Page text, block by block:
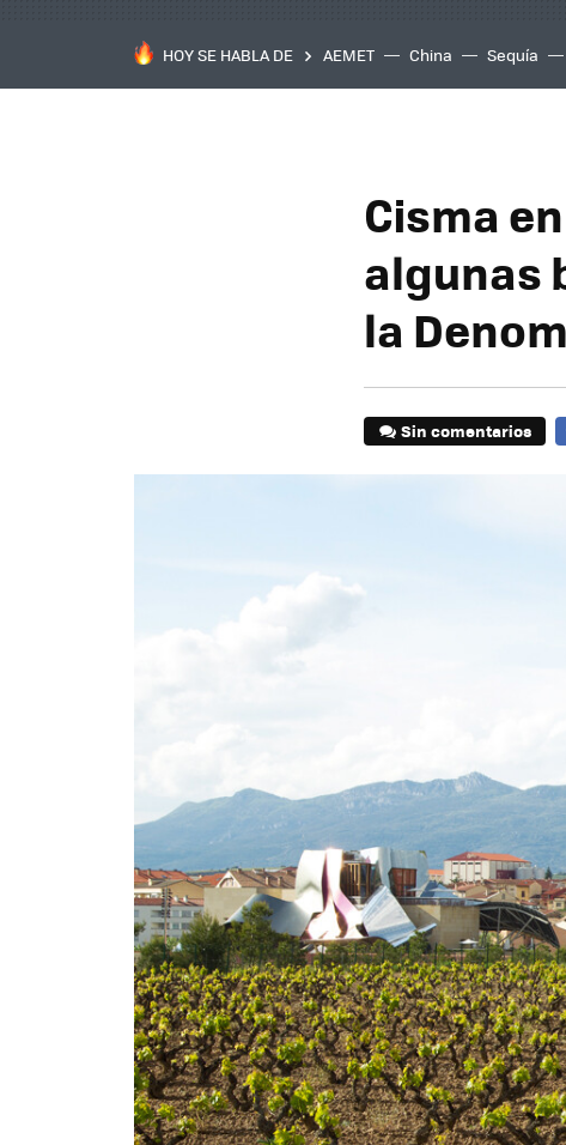
HOY SE HABLA DE AEMET China Sequía
Cisma
algunas
la
Sin comentarios